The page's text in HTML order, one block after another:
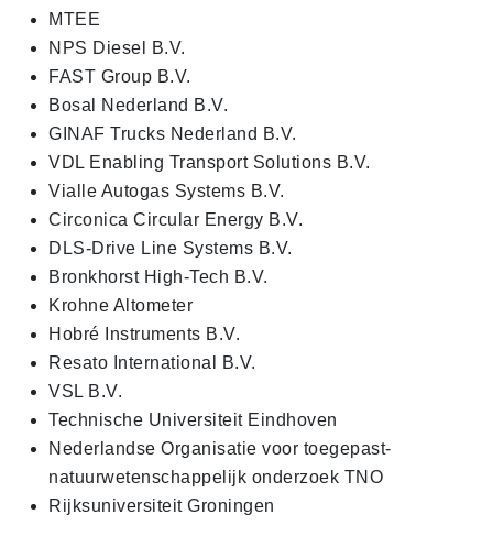
MTEE
NPS Diesel B.V.
FAST Group B.V.
Bosal Nederland B.V.
GINAF Trucks Nederland B.V.
VDL Enabling Transport Solutions B.V.
Vialle Autogas Systems B.V.
Circonica Circular Energy B.V.
DLS-Drive Line Systems B.V.
Bronkhorst High-Tech B.V.
Krohne Altometer
Hobré Instruments B.V.
Resato International B.V.
VSL B.V.
Technische Universiteit Eindhoven
Nederlandse Organisatie voor toegepast-
natuurwetenschappelijk onderzoek TNO
Rijksuniversiteit Groningen